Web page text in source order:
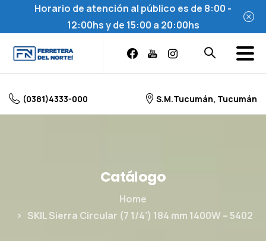
Horario de atención al público es de 8:00 -
12:00hs y de 15:00 a 20:00hs
(0381)4333-000 S.M.Tucumán, Tucumán
Catálogo
Home
SKIL Sierra Circular (7 1/4’) 184 mm 1400W – 5402